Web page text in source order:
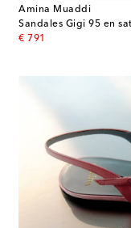
Amina Muaddi
€ 791
original price